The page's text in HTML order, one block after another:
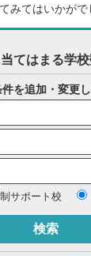
北陸
中国
閉じる
みてはいかがで
てはまる学
件を追加・変更
サポート校
検索